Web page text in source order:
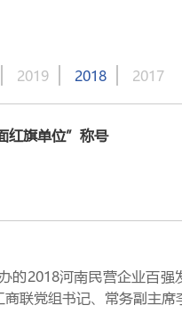
2019 2018 2017
红旗单位”称号
2018河南民营企业百强
联党组书记、常务副主